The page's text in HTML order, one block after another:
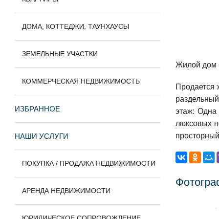
ДОМА, КОТТЕДЖИ, ТАУНХАУСЫ
ЗЕМЕЛЬНЫЕ УЧАСТКИ
КОММЕРЧЕСКАЯ НЕДВИЖИМОСТЬ
ИЗБРАННОЕ
НАШИ УСЛУГИ
ПОКУПКА / ПРОДАЖА НЕДВИЖИМОСТИ
АРЕНДА НЕДВИЖИМОСТИ
Жилой дом
Продается
этаж: Одна
люксовых